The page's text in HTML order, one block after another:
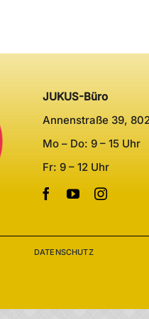
JUKUS-Büro
Annenstraße 39,
Mo – Do: 9 – 15 Uhr
Fr: 9 – 12 Uhr
DATENSCHUTZ